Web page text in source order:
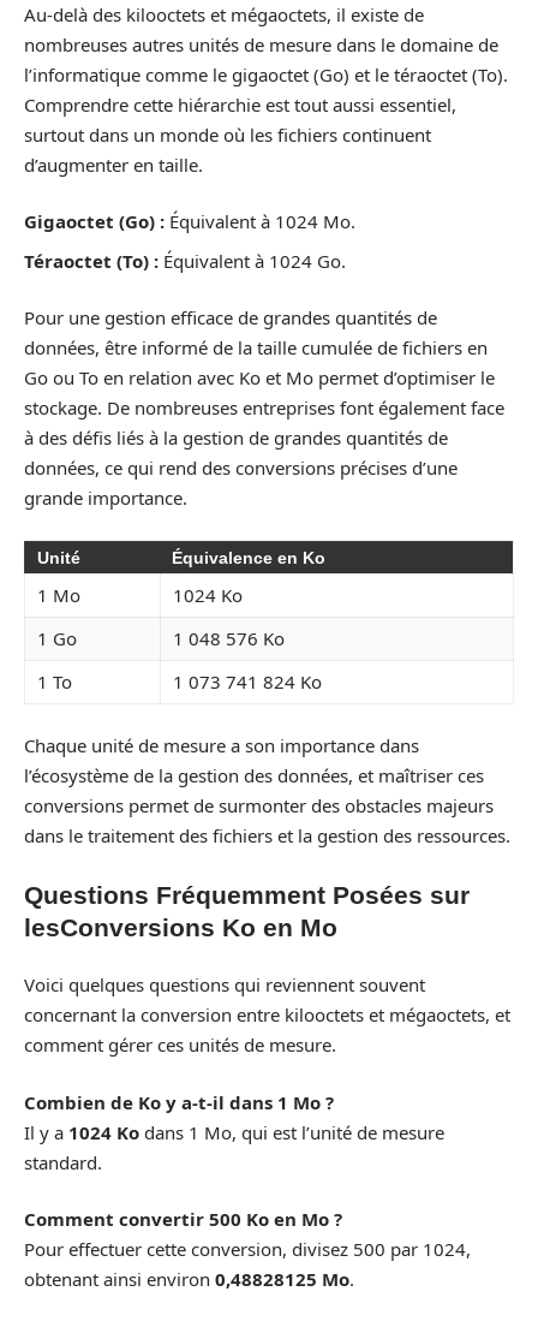
Au-delà des kilooctets et mégaoctets, il existe de
nombreuses autres unités de mesure dans le domaine de
l’informatique comme le gigaoctet (Go) et le téraoctet (To).
Comprendre cette hiérarchie est tout aussi essentiel,
surtout dans un monde où les fichiers continuent
d’augmenter en taille.
Gigaoctet (Go) : Équivalent à 1024 Mo.
Téraoctet (To) : Équivalent à 1024 Go.
Pour une gestion efficace de grandes quantités de
données, être informé de la taille cumulée de fichiers en
Go ou To en relation avec Ko et Mo permet d’optimiser le
stockage. De nombreuses entreprises font également face
à des défis liés à la gestion de grandes quantités de
données, ce qui rend des conversions précises d’une
grande importance.
Unité Équivalence en Ko
1 Mo
1024 Ko
1 Go
1 048 576 Ko
1 To
1 073 741 824 Ko
Chaque unité de mesure a son importance dans
l’écosystème de la gestion des données, et maîtriser ces
conversions permet de surmonter des obstacles majeurs
dans le traitement des fichiers et la gestion des ressources.
Questions Fréquemment Posées sur
lesConversions Ko en Mo
Voici quelques questions qui reviennent souvent
concernant la conversion entre kilooctets et mégaoctets, et
comment gérer ces unités de mesure.
Combien de Ko y a-t-il dans 1 Mo ?
Il y a 1024 Ko dans 1 Mo, qui est l’unité de mesure
standard.
Comment convertir 500 Ko en Mo ?
Pour effectuer cette conversion, divisez 500 par 1024,
obtenant ainsi environ 0,48828125 Mo.